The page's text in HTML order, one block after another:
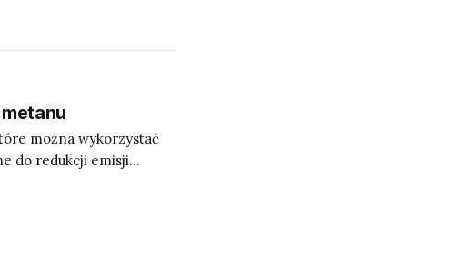
można wykorzystać
do redukcji emisji